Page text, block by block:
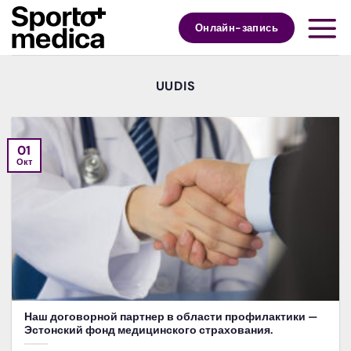
Skip
content
Онлайн-запись
UUDIS
Наш договорной партнер в области профилактики —
Эстонский фонд медицинского страхования.
01
Окт